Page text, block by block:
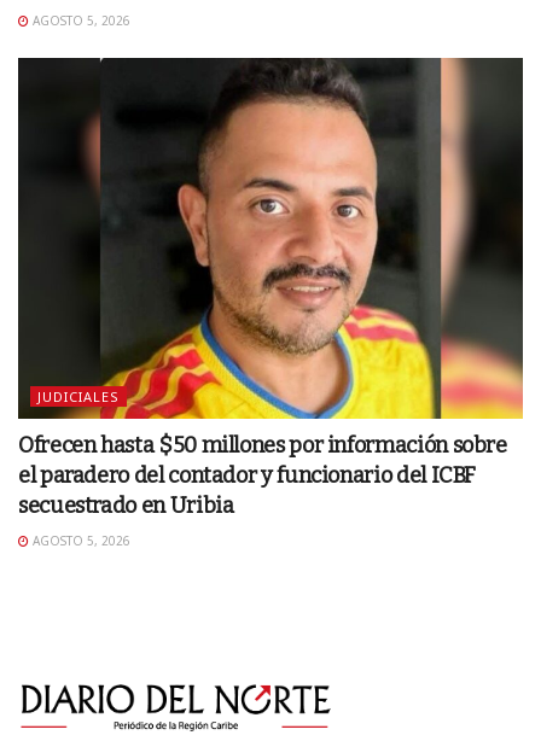
AGOSTO 5, 2026
JUDICIALES
Ofrecen hasta $50 millones por información sobre
el paradero del contador y funcionario del ICBF
secuestrado en Uribia
AGOSTO 5, 2026